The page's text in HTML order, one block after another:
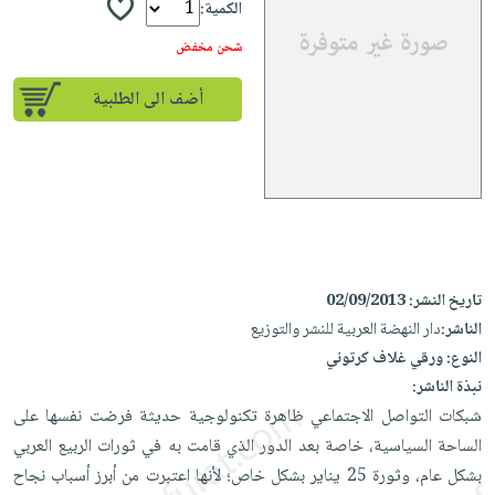
كتب
iKitab
Android
تحميل
iKitab
على
Apple
يتكرر
Android
على
Apple
المواضيع
تعليمية
جوائز
الشخصية
العناية
وتصفيف
الشعر
العناية
بالجسم
والسفرة
جديد
الكل
أواني
الطهي
أدوات
متجر
الهدايا
أقسام
الكمية:
شحن مخفض
أضف الى الطلبية
تاريخ النشر:02/09/2013
الناشر:دار النهضة العربية للنشر والتوزيع
النوع:ورقي غلاف كرتوني
نبذة الناشر:
شبكات التواصل الاجتماعي ظاهرة تكنولوجية حديثة فرضت نفسها على
الساحة السياسية، خاصة بعد الدور الذي قامت به في ثورات الربيع العربي
بشكل عام، وثورة 25 يناير بشكل خاص؛ لأنها اعتبرت من أبرز أسباب نجاح